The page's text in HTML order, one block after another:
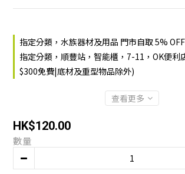
指定分類，水族器材及用品 門市自取 5% OFF
指定分類，順豐站，智能櫃，7-11，OK便利
$300免費|底材及重型物品除外)
查看更多
HK$120.00
數量